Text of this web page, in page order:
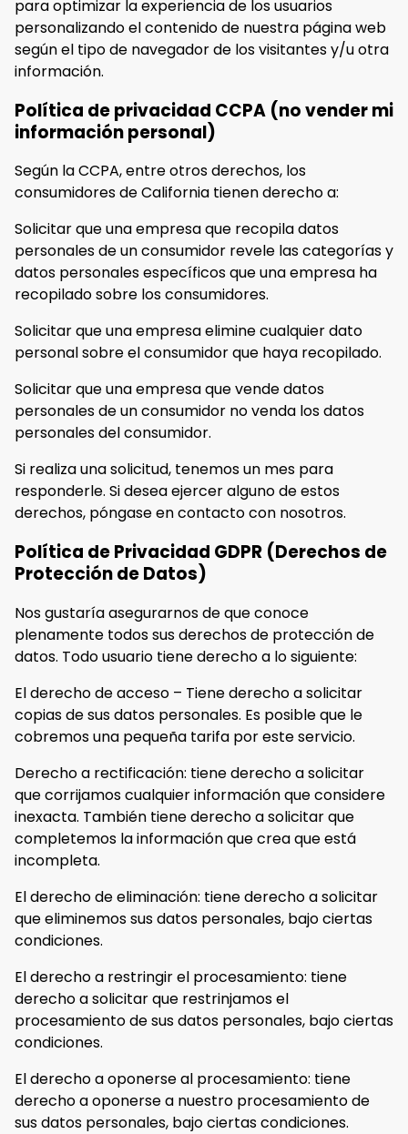
para optimizar la experiencia de los usuarios
personalizando el contenido de nuestra página web
según el tipo de navegador de los visitantes y/u otra
información.
Política de privacidad CCPA (no vender mi
información personal)
Según la CCPA, entre otros derechos, los
consumidores de California tienen derecho a:
Solicitar que una empresa que recopila datos
personales de un consumidor revele las categorías y
datos personales específicos que una empresa ha
recopilado sobre los consumidores.
Solicitar que una empresa elimine cualquier dato
personal sobre el consumidor que haya recopilado.
Solicitar que una empresa que vende datos
personales de un consumidor no venda los datos
personales del consumidor.
Si realiza una solicitud, tenemos un mes para
responderle. Si desea ejercer alguno de estos
derechos, póngase en contacto con nosotros.
Política de Privacidad GDPR (Derechos de
Protección de Datos)
Nos gustaría asegurarnos de que conoce
plenamente todos sus derechos de protección de
datos. Todo usuario tiene derecho a lo siguiente:
El derecho de acceso – Tiene derecho a solicitar
copias de sus datos personales. Es posible que le
cobremos una pequeña tarifa por este servicio.
Derecho a rectificación: tiene derecho a solicitar
que corrijamos cualquier información que considere
inexacta. También tiene derecho a solicitar que
completemos la información que crea que está
incompleta.
El derecho de eliminación: tiene derecho a solicitar
que eliminemos sus datos personales, bajo ciertas
condiciones.
El derecho a restringir el procesamiento: tiene
derecho a solicitar que restrinjamos el
procesamiento de sus datos personales, bajo ciertas
condiciones.
El derecho a oponerse al procesamiento: tiene
derecho a oponerse a nuestro procesamiento de
sus datos personales, bajo ciertas condiciones.